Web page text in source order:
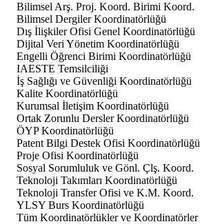
Bilimsel Arş. Proj. Koord. Birimi Koord.
Bilimsel Dergiler Koordinatörlüğü
Dış İlişkiler Ofisi Genel Koordinatörlüğü
Dijital Veri Yönetim Koordinatörlüğü
Engelli Öğrenci Birimi Koordinatörlüğü
IAESTE Temsilciliği
İş Sağlığı ve Güvenliği Koordinatörlüğü
Kalite Koordinatörlüğü
Kurumsal İletişim Koordinatörlüğü
Ortak Zorunlu Dersler Koordinatörlüğü
ÖYP Koordinatörlüğü
Patent Bilgi Destek Ofisi Koordinatörlüğü
Proje Ofisi Koordinatörlüğü
Sosyal Sorumluluk ve Gönl. Çlş. Koord.
Teknoloji Takımları Koordinatörlüğü
Teknoloji Transfer Ofisi ve K.M. Koord.
YLSY Burs Koordinatörlüğü
Tüm Koordinatörlükler ve Koordinatörler